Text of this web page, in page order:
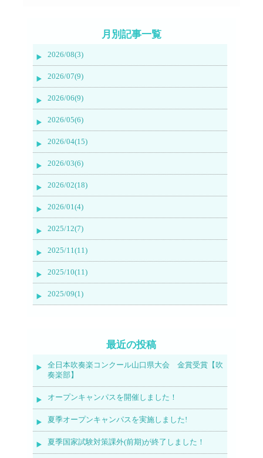
月別記事一覧
2026/08(3)
2026/07(9)
2026/06(9)
2026/05(6)
2026/04(15)
2026/03(6)
2026/02(18)
2026/01(4)
2025/12(7)
2025/11(11)
2025/10(11)
2025/09(1)
最近の投稿
全日本吹奏楽コンクール山口県大会 金賞受賞【吹
奏楽部】
オープンキャンパスを開催しました！
夏季オープンキャンパスを実施しました!
夏季国家試験対策課外(前期)が終了しました！